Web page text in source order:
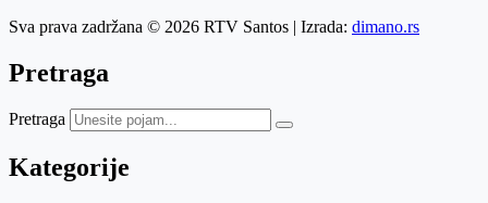
Sva prava zadržana © 2026 RTV Santos | Izrada: dimano.rs
Pretraga
Pretraga
Kategorije